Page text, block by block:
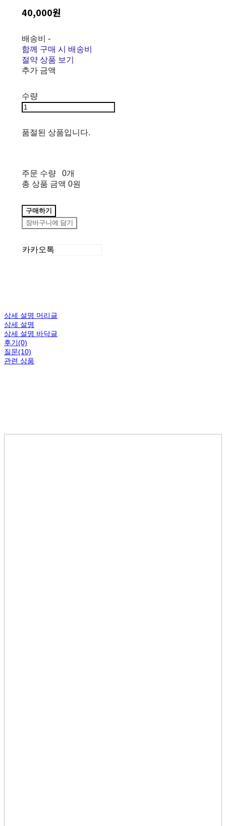
40,000원
배송비 -
함께 구매 시 배송비
절약 상품 보기
추가 금액
수량
품절된 상품입니다.
주문 수량
0개
총 상품 금액 0원
구매하기
장바구니에 담기
카카오톡
상세 설명 머리글
상세 설명
상세 설명 바닥글
후기(0)
질문(10)
관련 상품